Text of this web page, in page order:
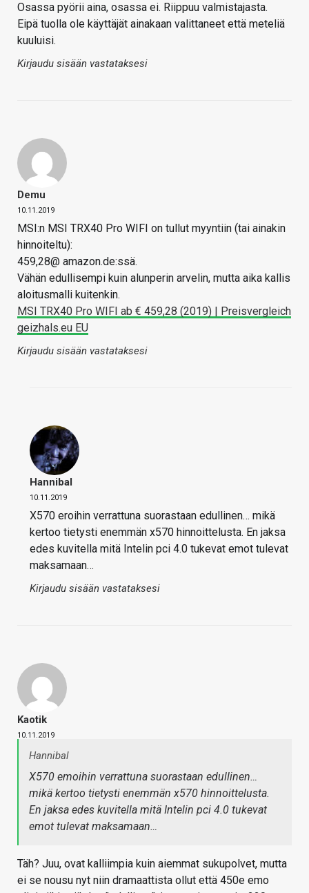
Osassa pyörii aina, osassa ei. Riippuu valmistajasta.
Eipä tuolla ole käyttäjät ainakaan valittaneet että meteliä
kuuluisi.
Kirjaudu sisään vastataksesi
Demu
10.11.2019
MSI:n MSI TRX40 Pro WIFI on tullut myyntiin (tai ainakin
hinnoiteltu):
459,28@ amazon.de:ssä.
Vähän edullisempi kuin alunperin arvelin, mutta aika kallis
aloitusmalli kuitenkin.
MSI TRX40 Pro WIFI ab € 459,28 (2019) | Preisvergleich
geizhals.eu EU
Kirjaudu sisään vastataksesi
Hannibal
10.11.2019
X570 eroihin verrattuna suorastaan edullinen… mikä
kertoo tietysti enemmän x570 hinnoittelusta. En jaksa
edes kuvitella mitä Intelin pci 4.0 tukevat emot tulevat
maksamaan…
Kirjaudu sisään vastataksesi
Kaotik
10.11.2019
Hannibal
X570 emoihin verrattuna suorastaan edullinen…
mikä kertoo tietysti enemmän x570 hinnoittelusta.
En jaksa edes kuvitella mitä Intelin pci 4.0 tukevat
emot tulevat maksamaan…
Täh? Juu, ovat kalliimpia kuin aiemmat sukupolvet, mutta
ei se nousu nyt niin dramaattista ollut että 450e emo